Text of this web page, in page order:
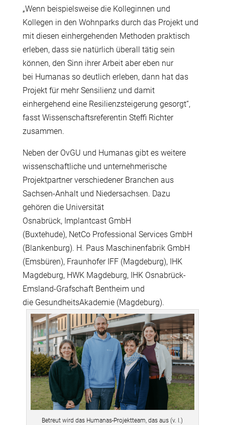
„Wenn beispielsweise die Kolleginnen und
Kollegen in den Wohnparks durch das Projekt und
mit diesen einhergehenden Methoden praktisch
erleben, dass sie natürlich überall tätig sein
können, den Sinn ihrer Arbeit aber eben nur
bei Humanas so deutlich erleben, dann hat das
Projekt für mehr Sensilienz und damit
einhergehend eine Resilienzsteigerung gesorgt“,
fasst Wissenschaftsreferentin Steffi Richter
zusammen.
Neben der OvGU und Humanas gibt es weitere
wissenschaftliche und unternehmerische
Projektpartner verschiedener Branchen aus
Sachsen-Anhalt und Niedersachsen. Dazu
gehören die Universität
Osnabrück, Implantcast GmbH
(Buxtehude), NetCo Professional Services GmbH
(Blankenburg). H. Paus Maschinenfabrik GmbH
(Emsbüren), Fraunhofer IFF (Magdeburg), IHK
Magdeburg, HWK Magdeburg, IHK Osnabrück-
Emsland-Grafschaft Bentheim und
die GesundheitsAkademie (Magdeburg).
Betreut wird das Humanas-Projektteam, das aus (v. l.)